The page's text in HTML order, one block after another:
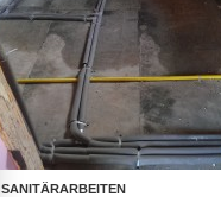
SANITÄRARBEITEN